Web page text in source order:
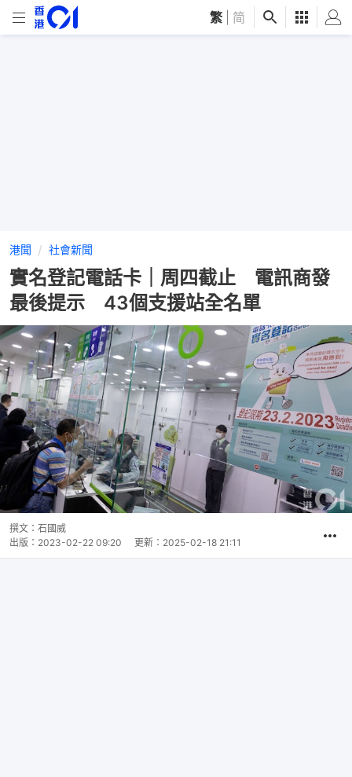
繁 简
港聞 社會新聞
實名登記電話卡｜周四截止 電訊商發
最後提示 43個支援站全名單
撰文： 石國威
出版： 2023-02-22 09:20 更新： 2025-02-18 21:11